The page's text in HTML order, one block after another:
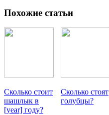
Похожие статьи
Сколько стоит
шашлык в
[year] году?
Сколько стоят
голубцы?